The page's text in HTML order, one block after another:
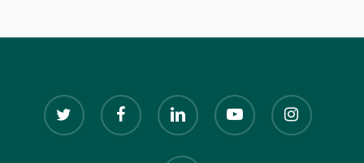
twitter facebook linkedin youtube instagram